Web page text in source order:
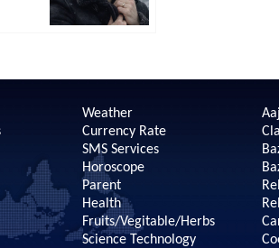
Weather
Currency Rate
SMS Services
Horoscope
Parent
Health
Fruits/Vegitable/Herbs
Science Technology